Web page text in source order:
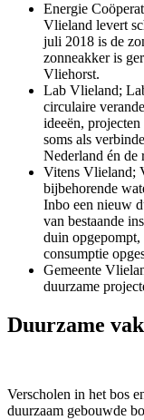
Energie
Vlieland levert
juli 2018 is de
zonneakker is
Vliehorst.
Lab Vlieland;
circulaire
ideeën,
soms als
Nederland én de
Vitens Vlieland;
bijbehorende
Inbo een nieuw
van bestaande
duin
consumptie
Gemeente
duurzame
Duurzame
Verscholen in het bos
duurzaam gebouwde